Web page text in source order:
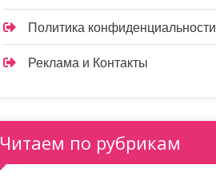
Политика конфиденциальности
Реклама и Контакты
Читаем по рубрикам